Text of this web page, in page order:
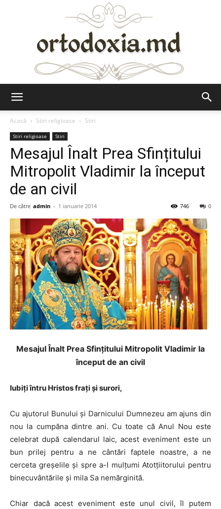
Acasă
Stiri religioase Stiri
Stiri religioase Stiri
Mesajul Înalt Prea Sfințitului
Mitropolit Vladimir la început
de an civil
De către admin - 1 ianuarie 2014 0
746
Mesajul Înalt Prea Sfințitului Mitropolit Vladimir la
început de an civil
Iubiţi întru Hristos fraţi şi surori,
Cu ajutorul Bunului şi Darnicului Dumnezeu am ajuns din
nou la cumpăna dintre ani. Cu toate că Anul Nou este
celebrat după calendarul laic, acest eveniment este un
bun prilej pentru a ne cântări faptele noastre, a ne
cerceta greşelile şi spre a-I mulţumi Atotţiitorului pentru
binecuvântările şi mila Sa nemărginită.
Chiar dacă acest eveniment este unul civil, îl putem